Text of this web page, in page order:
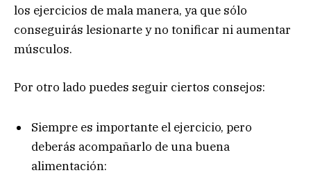
los ejercicios de mala manera, ya que sólo
conseguirás lesionarte y no tonificar ni aumentar
músculos.
Por otro lado puedes seguir ciertos consejos:
Siempre es importante el ejercicio, pero
deberás acompañarlo de una buena
alimentación: